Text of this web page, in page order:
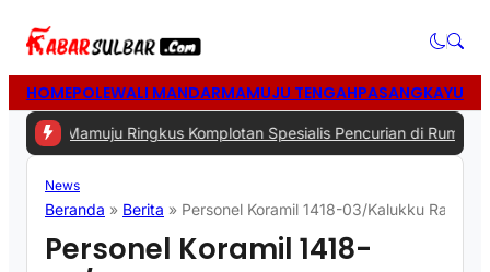
HOMEPOLEWALI MANDARMAMUJU TENGAHPASANGKAYU
Ringkus Komplotan Spesialis Pencurian di Rumah Kosong
News
Beranda » Berita » Personel Koramil 1418-03/Kalukku Rawat
Personel Koramil 1418-